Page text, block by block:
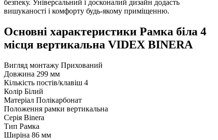
безпеку. Універсальний і досконалий дизайн додасть
вишуканості і комфорту будь-якому приміщенню.
Основні характеристики Рамка біла 4
місця вертикальна VIDEX BINERA
Вигляд монтажу Прихований
Довжина 299 мм
Кількість постів/клавіш 4
Колір Білий
Матеріал Полікарбонат
Положення рамки вертикальна
Серія Binera
Тип Рамка
Ширіна 86 мм